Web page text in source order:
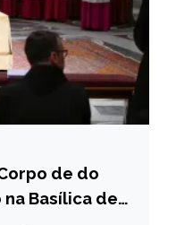
de do
Basílica de